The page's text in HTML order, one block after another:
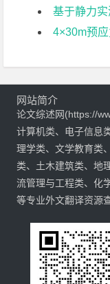
基于静力
4×30m预应力混
网站简介
论文综述网(https://
计算机类、电子信息
理学类、文学教育类
类、土木建筑类、地
流管理与工程类、化
等专业外文翻译资源